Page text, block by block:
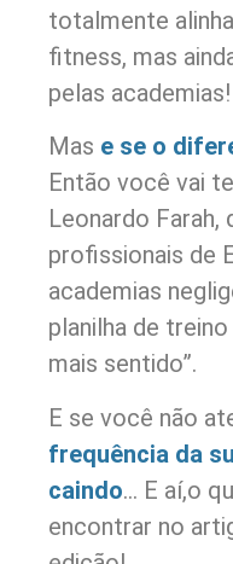
totalmente
fitness, mas
pelas academias!
Mas e se o
Então você vai
Leonardo Farah,
profissionais de
academias
planilha de
mais sentido”.
E se você não
frequência da
caindo… E aí,o
encontrar no